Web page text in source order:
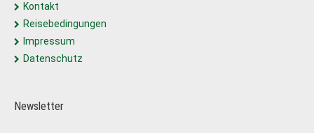
Kontakt
Reisebedingungen
Impressum
Datenschutz
Newsletter